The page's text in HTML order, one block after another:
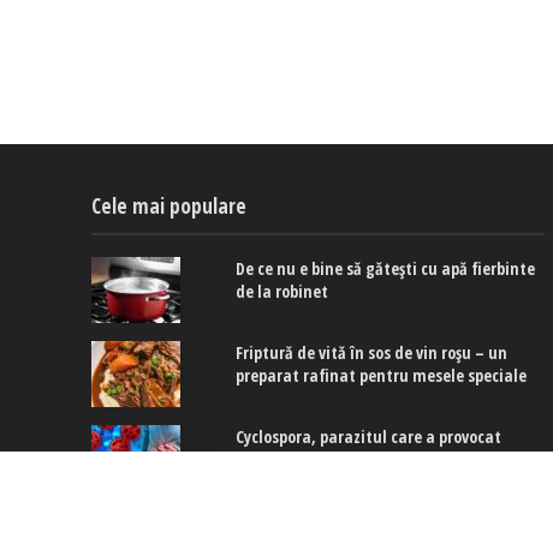
Cele mai populare
De ce nu e bine să gătești cu apă fierbinte
de la robinet
Friptură de vită în sos de vin roșu – un
preparat rafinat pentru mesele speciale
Cyclospora, parazitul care a provocat
primele decese în SUA: Cum se transmite